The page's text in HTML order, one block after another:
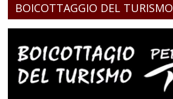
BOICOTTAGGIO DEL TURISMO